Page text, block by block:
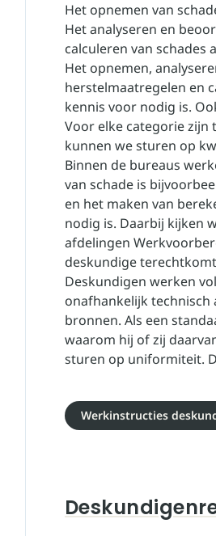
Het opnemen van
Het analyseren en
calculeren van schades
Het opnemen,
herstelmaatregelen en
kennis voor nodig is.
Voor elke categorie zijn
kunnen we sturen op
Binnen de bureaus
van schade is
en het maken van
nodig is. Daarbij kijken
afdelingen
deskundige
Deskundigen werken
onafhankelijk technisch
bronnen. Als een
waarom hij of zij
sturen op uniformiteit.
Werkinstructies